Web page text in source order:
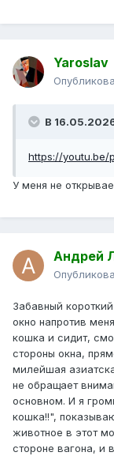
Yaroslav
В
https://youtu.be/
У меня не
Андрей
Забавный
окно напротив
кошка и сидит,
стороны окна,
милейшая
не обращает
основном. И я
кошка!!",
животное в этот
стороне вагона, и